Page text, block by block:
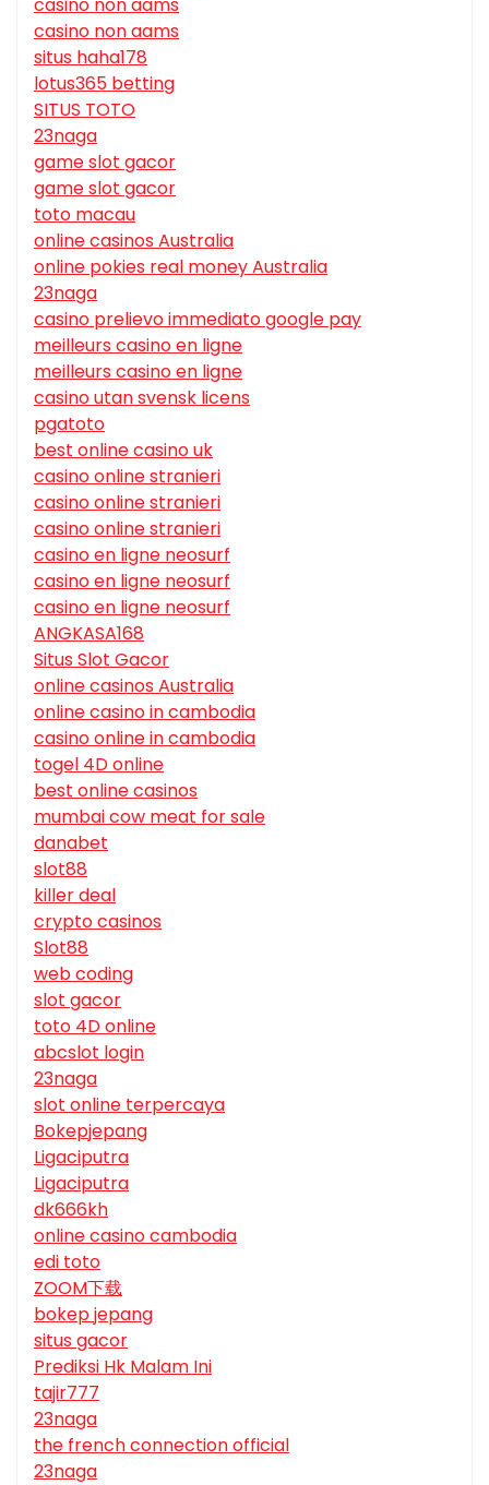
casino non aams
situs haha178
lotus365 betting
SITUS TOTO
23naga
game slot gacor
game slot gacor
toto macau
online casinos Australia
online pokies real money Australia
23naga
casino prelievo immediato google pay
meilleurs casino en ligne
meilleurs casino en ligne
casino utan svensk licens
pgatoto
best online casino uk
casino online stranieri
casino online stranieri
casino online stranieri
casino en ligne neosurf
casino en ligne neosurf
casino en ligne neosurf
ANGKASA168
Situs Slot Gacor
online casinos Australia
online casino in cambodia
casino online in cambodia
togel 4D online
best online casinos
mumbai cow meat for sale
danabet
slot88
killer deal
crypto casinos
Slot88
web coding
slot gacor
toto 4D online
abcslot login
23naga
slot online terpercaya
Bokepjepang
Ligaciputra
Ligaciputra
dk666kh
online casino cambodia
edi toto
ZOOM下载
bokep jepang
situs gacor
Prediksi Hk Malam Ini
tajir777
23naga
the french connection official
23naga